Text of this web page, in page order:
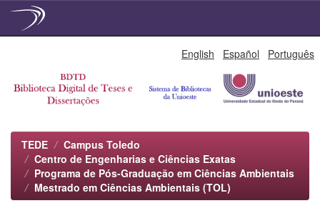
English Español Português
TEDE
Campus Toledo
Centro de Engenharias e Ciências Exatas
Programa de Pós-Graduação em Ciências Ambientais
Mestrado em Ciências Ambientais (TOL)